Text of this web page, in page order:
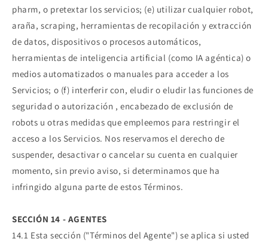
pharm, o pretextar los servicios; (e) utilizar cualquier robot,
araña, scraping, herramientas de recopilación y extracción
de datos, dispositivos o procesos automáticos,
herramientas de inteligencia artificial (como IA agéntica) o
medios automatizados o manuales para acceder a los
Servicios; o (f) interferir con, eludir o eludir las funciones de
seguridad o autorización , encabezado de exclusión de
robots u otras medidas que empleemos para restringir el
acceso a los Servicios. Nos reservamos el derecho de
suspender, desactivar o cancelar su cuenta en cualquier
momento, sin previo aviso, si determinamos que ha
infringido alguna parte de estos Términos.
SECCIÓN 14 - AGENTES
14.1 Esta sección ("Términos del Agente") se aplica si usted